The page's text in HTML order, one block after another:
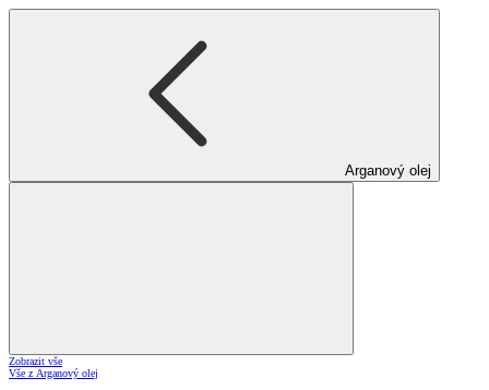
Arganový olej
Zobrazit vše
Vše z Arganový olej